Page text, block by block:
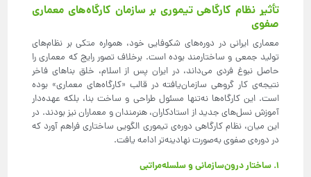
تأثیر نظام کارگاهی تیموری بر سازمان کارگاه‌های معماری
صفوی
معماری ایرانی در دوره‌های شکوفایی خود، همواره متکی بر نظام‌های
تولید جمعی و ساختارمند بوده است. برخلاف تصور رایج که معماری را
حاصل نبوغ فردی می‌داند، در ایران پس از اسلام، خلق بناهای فاخر
نتیجه‌ی کار گروهی سازمان‌یافته در قالب «کارگاه‌های معماری» بوده
است. این کارگاه‌ها نه‌تنها مسئول طراحی و ساخت بنا، بلکه عهده‌دار
آموزش نسل‌های جدید از استادکاران، هنرمندان و معماران نیز بودند. در
این میان، نظام کارگاهی دوره‌ی تیموری الگویی ساختاری فراهم آورد که
در دوره‌ی صفوی به‌صورت نهادینه‌تر ادامه یافت.
۱. ساختار درون‌سازمانی و سلسله‌مراتبی